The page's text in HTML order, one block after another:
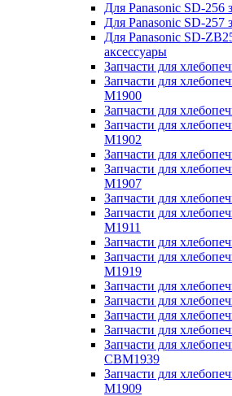
Для Panasonic SD-256
Для Panasonic SD-257
Для Panasonic SD-
аксессуары
Запчасти для
Запчасти для
M1900
Запчасти для
Запчасти для
M1902
Запчасти для
Запчасти для
M1907
Запчасти для
Запчасти для
M1911
Запчасти для
Запчасти для
M1919
Запчасти для
Запчасти для
Запчасти для
Запчасти для
Запчасти для
CBM1939
Запчасти для
M1909